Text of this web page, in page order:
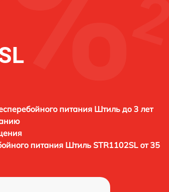
питания Штиль до 3 лет
питания Штиль STR1102SL от 35